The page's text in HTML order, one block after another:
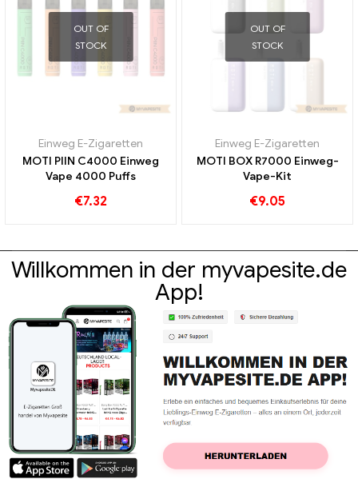
OUT OF
STOCK
Einweg E-Zigaretten
MOTI PIIN C4000 Einweg
Vape 4000 Puffs
€7.32
OUT OF
STOCK
Einweg E-Zigaretten
MOTI BOX R7000 Einweg-
Vape-Kit
€9.05
Willkommen in der myvapesite.de
App!